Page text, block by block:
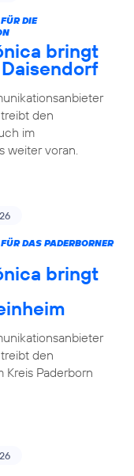
DIE
bringt
den
im
weiter voran.
DAS PADERBORNER
bringt
den
Kreis Paderborn